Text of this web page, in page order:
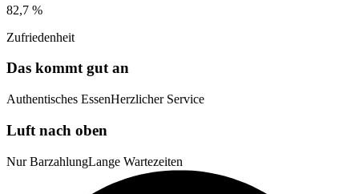
82,7 %
Zufriedenheit
Das kommt gut an
Authentisches EssenHerzlicher Service
Luft nach oben
Nur BarzahlungLange Wartezeiten